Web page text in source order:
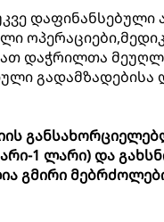
დაფინანსებული
დაჭრილთა
გადამზადებისა
1 ლარი) და
გმირი